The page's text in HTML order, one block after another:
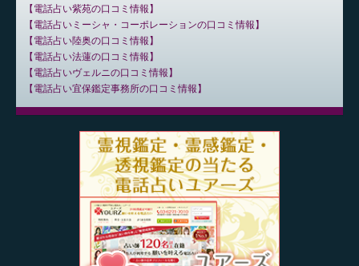
電話占い紫苑の口コミ情報
電話占いミーシャ・コーポレーションの口コミ情報
電話占い陸奥の口コミ情報
電話占い法蓮の口コミ情報
電話占いヴェルニの口コミ情報
電話占い宜保鑑定事務所の口コミ情報